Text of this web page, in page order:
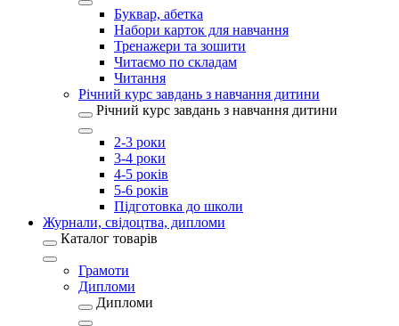
Буквар, абетка
Набори карток для навчання
Тренажери та зошити
Читаємо по складам
Читання
Річний курс завдань з навчання дитини
Річний курс завдань з навчання дитини
2-3 роки
3-4 роки
4-5 років
5-6 років
Підготовка до школи
Журнали, свідоцтва, дипломи
Каталог товарів
Грамоти
Дипломи
Дипломи